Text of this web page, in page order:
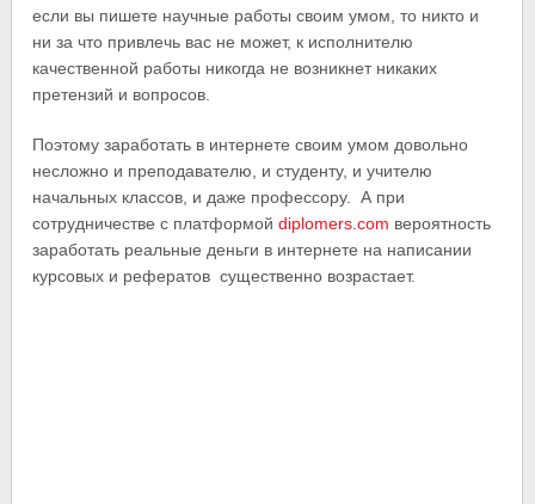
если вы пишете научные работы своим умом, то никто и
ни за что привлечь вас не может, к исполнителю
качественной работы никогда не возникнет никаких
претензий и вопросов.
Поэтому заработать в интернете своим умом довольно
несложно и преподавателю, и студенту, и учителю
начальных классов, и даже профессору. А при
сотрудничестве с платформойdiplomers.com вероятность
заработать реальные деньги в интернете на написании
курсовых и рефератов существенно возрастает.